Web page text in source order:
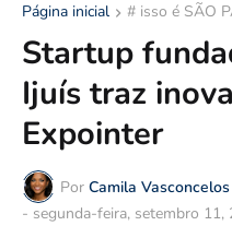
Página inicial # isso é SÃO
Startup
Ijuís traz
Expointer
Por Camila Vasconcelos
- segunda-feira, setembro 11,